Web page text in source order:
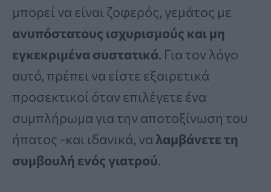
μπορεί να είναι ζοφερός, γεμάτος με
ανυπόστατους ισχυρισμούς και μη
εγκεκριμένα συστατικά. Για τον λόγο
αυτό, πρέπει να είστε εξαιρετικά
προσεκτικοί όταν επιλέγετε ένα
συμπλήρωμα για την αποτοξίνωση του
ήπατος -και ιδανικά, να λαμβάνετε τη
συμβουλή ενός γιατρού.